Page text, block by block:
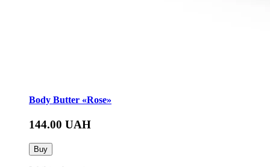
Body Butter «Rose»
144.00 UAH
Buy